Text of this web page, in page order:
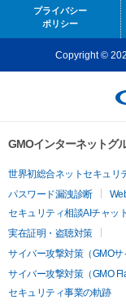
プライバシー
ポリシー
Copyright ©
GMOインターネットグ
世界初総合ネットセキュリ
パスワード漏洩診断
セキュリティ相談AIチャッ
実在証明・盗聴対策
サイバー攻撃対策（GMOサ
サイバー攻撃対策（GMO
セキュリティ事業の軌跡